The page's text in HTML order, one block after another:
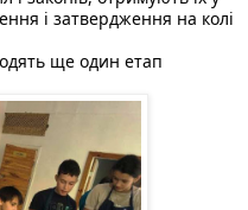
і затвердження на колі
ще один етап